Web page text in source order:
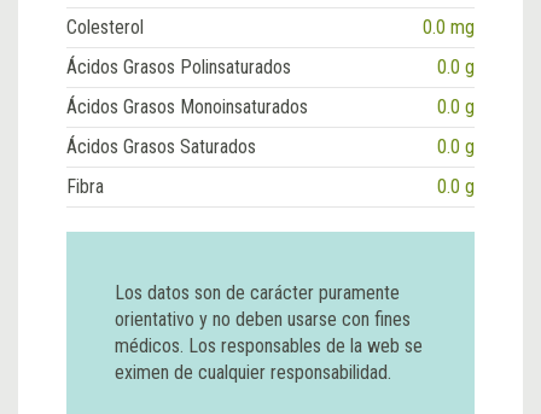
Colesterol
0.0 mg
Ácidos Grasos Polinsaturados
0.0 g
Ácidos Grasos Monoinsaturados
0.0 g
Ácidos Grasos Saturados
0.0 g
Fibra
0.0 g
Los datos son de carácter puramente
orientativo y no deben usarse con fines
médicos. Los responsables de la web se
eximen de cualquier responsabilidad.